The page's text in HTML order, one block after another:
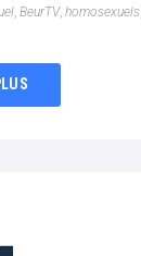
BeurTV, homosexuels